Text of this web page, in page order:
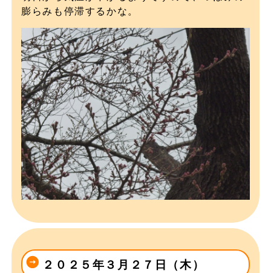
膨らみも停滞するかな。
２０２５年３月２７日（木）